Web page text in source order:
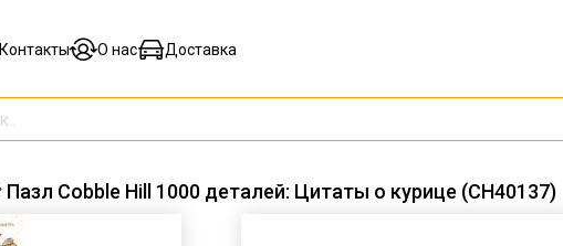
Контакты О нас Доставка
Пазл Cobble Hill 1000 деталей: Цитаты о курице (CH40137)